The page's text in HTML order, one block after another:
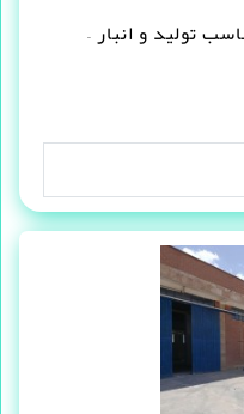
تولید و انبار –